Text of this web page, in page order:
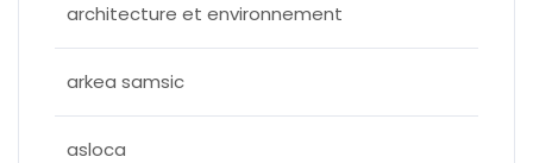
architecture et environnement
arkea samsic
asloca